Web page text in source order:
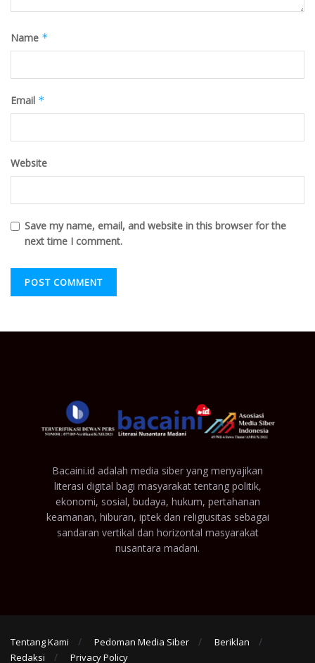
Name *
Email *
Website
Save my name, email, and website in this browser for the
next time I comment.
Bacaini.id adalah media siber yang menyajikan
literasi digital bagi masyarakat tentang politik,
ekonomi, sosial, budaya, hukum, pertahanan
keamanan, hiburan, iptek dan religiusitas sebagai
sandaran vertikal dan horizontal masyarakat
nusantara madani.
Tentang Kami Pedoman Media Siber
Beriklan
Redaksi
Privacy Policy